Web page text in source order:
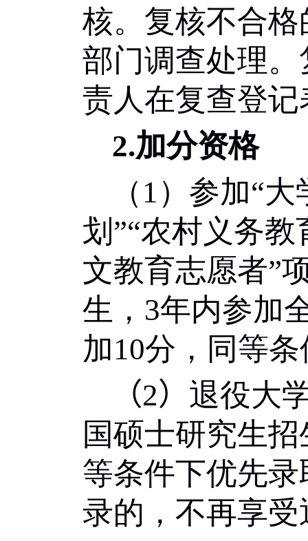
核。复核不合
部门调查处理
责人在复查登
2.加分资格
（ 1 ）参加“大
划 ”“农村义务教
文教育志愿者”
生， 3年内参加
加10分，同等
（2） 退役大
国硕士研究生
等条件下优先
录的，不再享